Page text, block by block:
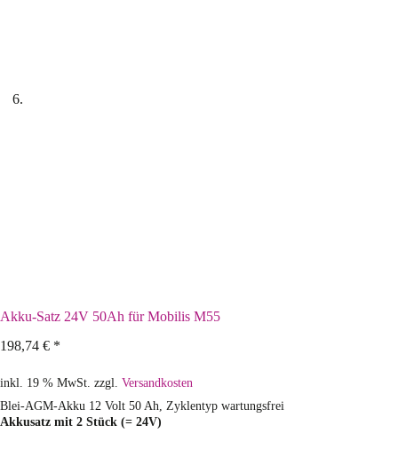
Akku-Satz 24V 50Ah für Mobilis M55
198,74 € *
inkl. 19 % MwSt. zzgl. Versandkosten
Blei-AGM-Akku 12 Volt 50 Ah, Zyklentyp wartungsfrei
Akkusatz mit 2 Stück (= 24V)